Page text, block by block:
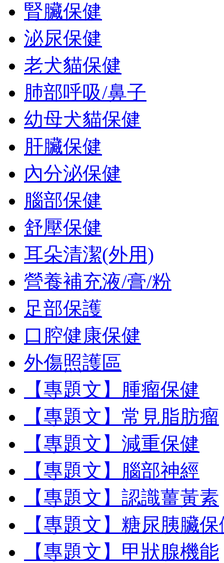
腎臟保健
泌尿保健
老犬貓保健
肺部呼吸/鼻子
幼母犬貓保健
肝臟保健
內分泌保健
腦部保健
舒壓保健
耳朵清潔(外用)
營養補充液/膏/粉
足部保護
口腔健康保健
外傷照護區
【專題文】腫瘤保健
【專題文】常見脂肪瘤
【專題文】減重保健
【專題文】腦部神經
【專題文】認識薑黃素
【專題文】糖尿胰臟
【專題文】甲狀腺機能